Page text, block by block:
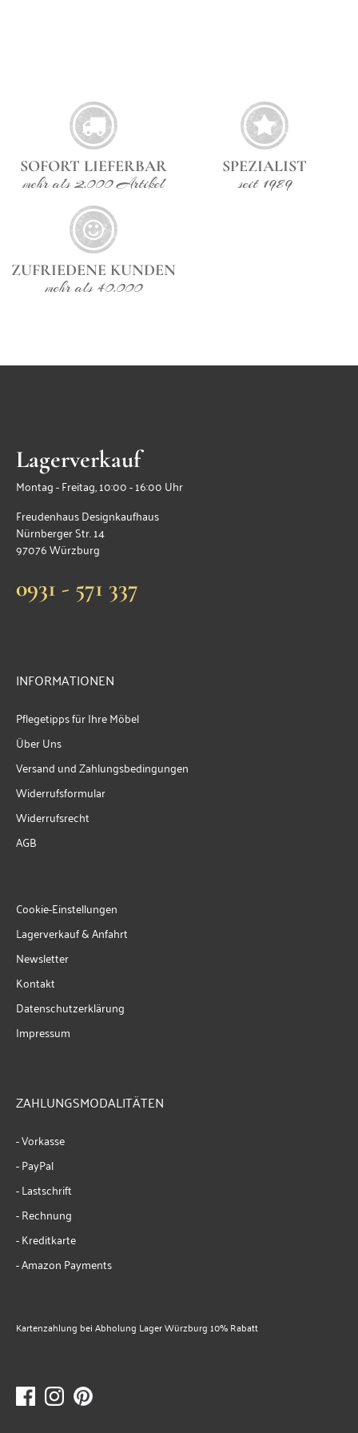
SOFORT LIEFERBAR
mehr als 2.000 Artikel
SPEZIALIST
seit 1989
ZUFRIEDENE KUNDEN
mehr als 40.000
Lagerverkauf
Montag - Freitag, 10:00 - 16:00 Uhr
Freudenhaus Designkaufhaus
Nürnberger Str. 14
97076 Würzburg
0931 - 571 337
INFORMATIONEN
Pflegetipps für Ihre Möbel
Über Uns
Versand und Zahlungsbedingungen
Widerrufsformular
Widerrufsrecht
AGB
Cookie-Einstellungen
Lagerverkauf & Anfahrt
Newsletter
Kontakt
Datenschutzerklärung
Impressum
ZAHLUNGSMODALITÄTEN
- Vorkasse
- PayPal
- Lastschrift
- Rechnung
- Kreditkarte
- Amazon Payments
Kartenzahlung bei Abholung Lager Würzburg 10% Rabatt